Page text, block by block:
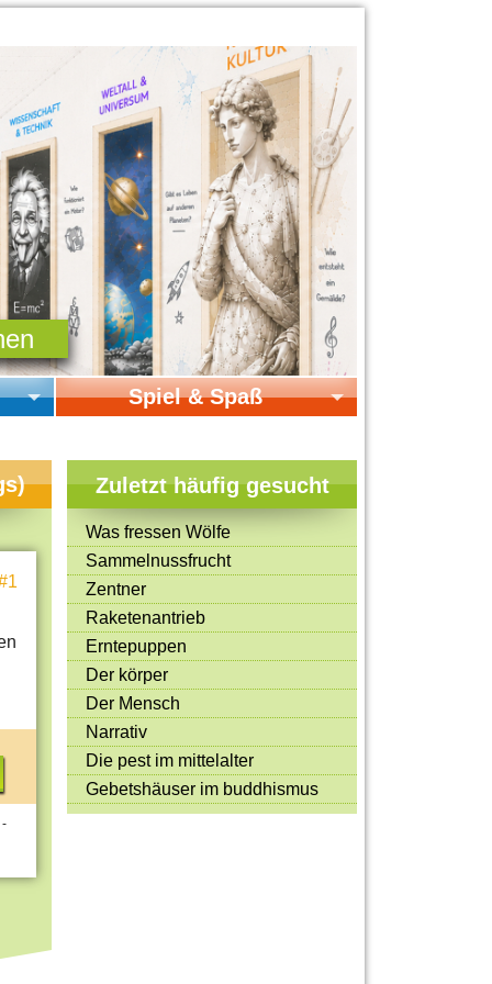
Spiel & Spaß
Online-Spiele
Mitmachen & Kreatives
Bücher & Filme
Quiz-Spiele
Spiele & Ideen
Jugendreporter
Rezeptideen
Game-Tests
Reisen, Events & Sport
E-Cards
-
Zuletzt häufig gesucht
Was fressen Wölfe
Sammelnussfrucht
Zentner
Raketenantrieb
Erntepuppen
Der körper
Der Mensch
Narrativ
Die pest im mittelalter
Gebetshäuser im buddhismus